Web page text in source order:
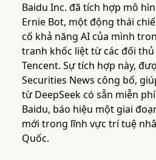
Baidu Inc. đã tích hợp mô
Ernie Bot, một động thái
cố khả năng AI của mình
tranh khốc liệt từ các đối thủ
Tencent. Sự tích hợp này,
Securities News công bố,
từ DeepSeek có sẵn miễn
Baidu, báo hiệu một giai
mới trong lĩnh vực trí tuệ
Quốc.